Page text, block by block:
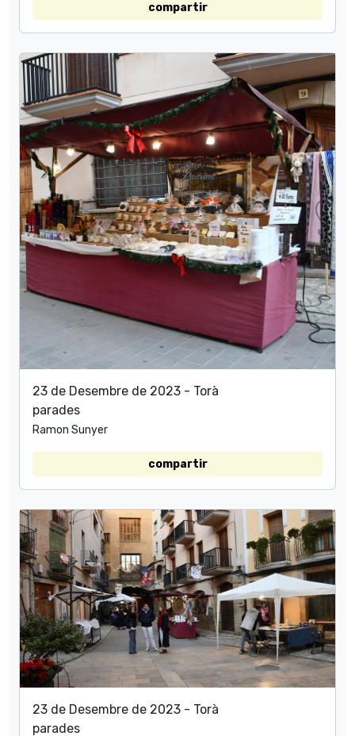
compartir
23 de Desembre de 2023 - Torà
parades
Ramon Sunyer
compartir
23 de Desembre de 2023 - Torà
parades